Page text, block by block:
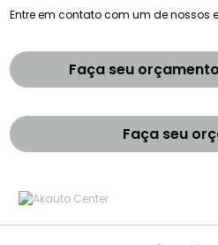
Entre em contato com um de nossos
Faça seu
Faça seu